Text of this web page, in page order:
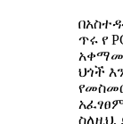
ጥሩ የ
ህጎች
ስለዚህ,